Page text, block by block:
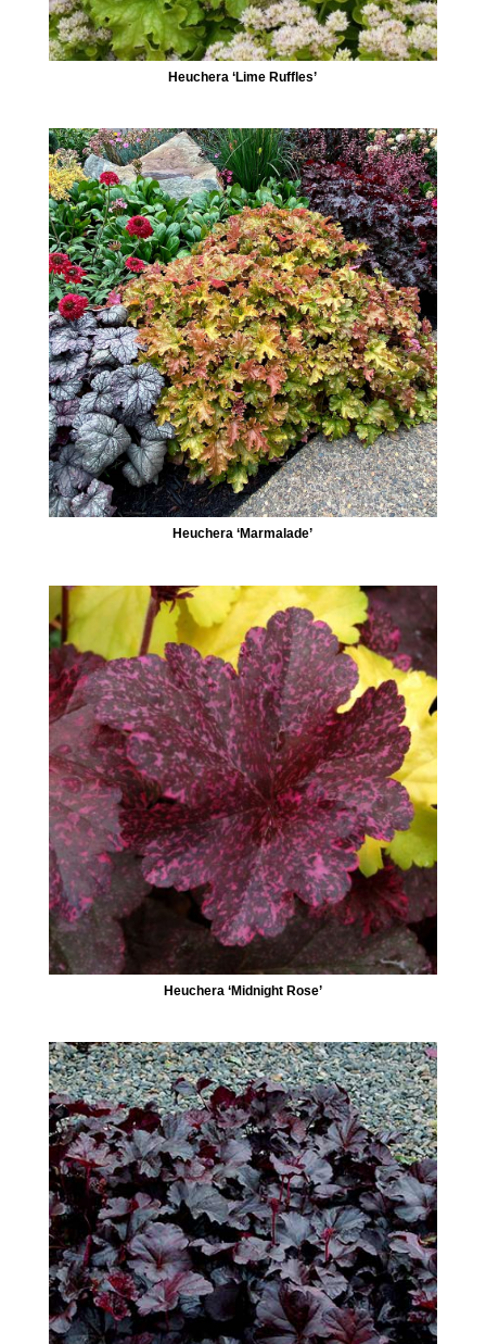
Heuchera ‘Lime Ruffles’
Heuchera ‘Marmalade’
Heuchera ‘Midnight Rose’